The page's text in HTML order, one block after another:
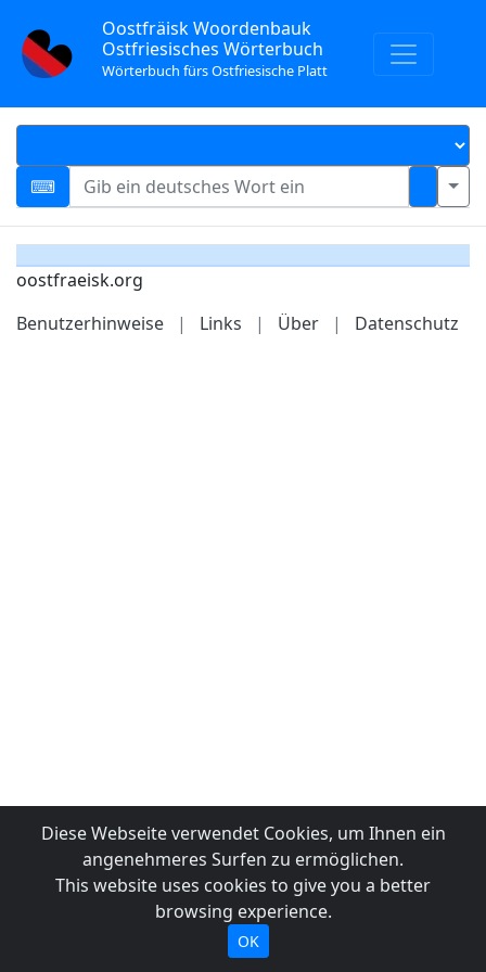
Oostfräisk Woordenbauk
Ostfriesisches Wörterbuch
Wörterbuch fürs Ostfriesische Platt
oostfraeisk.org
Benutzerhinweise
| Links | Über | Datenschutz
Diese Webseite verwendet Cookies, um Ihnen ein
angenehmeres Surfen zu ermöglichen.
This website uses cookies to give you a better
browsing experience.
OK